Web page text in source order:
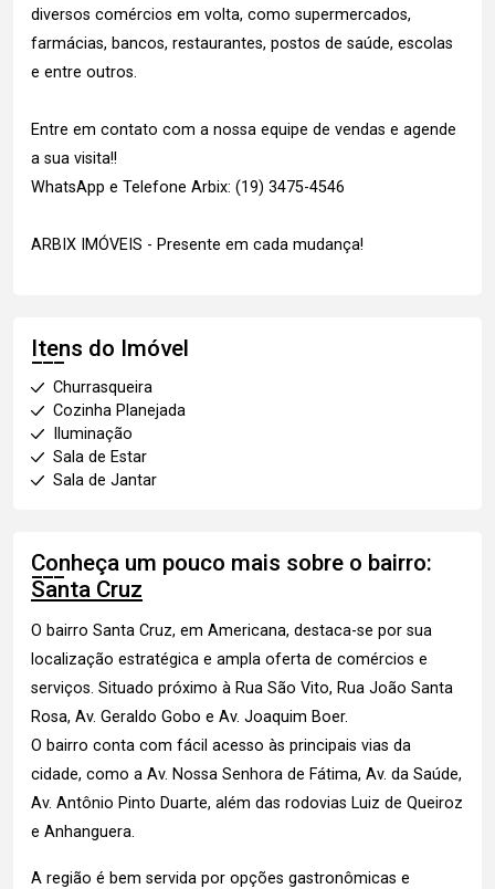
diversos comércios em volta, como supermercados,
farmácias, bancos, restaurantes, postos de saúde, escolas
e entre outros.
Entre em contato com a nossa equipe de vendas e agende
a sua visita!!
WhatsApp e Telefone Arbix: (19) 3475-4546
ARBIX IMÓVEIS - Presente em cada mudança!
Itens do Imóvel
Churrasqueira
Cozinha Planejada
Iluminação
Sala de Estar
Sala de Jantar
Conheça um pouco mais sobre o bairro:
Santa Cruz
O bairro Santa Cruz, em Americana, destaca-se por sua
localização estratégica e ampla oferta de comércios e
serviços. Situado próximo à Rua São Vito, Rua João Santa
Rosa, Av. Geraldo Gobo e Av. Joaquim Boer.
O bairro conta com fácil acesso às principais vias da
cidade, como a Av. Nossa Senhora de Fátima, Av. da Saúde,
Av. Antônio Pinto Duarte, além das rodovias Luiz de Queiroz
e Anhanguera.
A região é bem servida por opções gastronômicas e